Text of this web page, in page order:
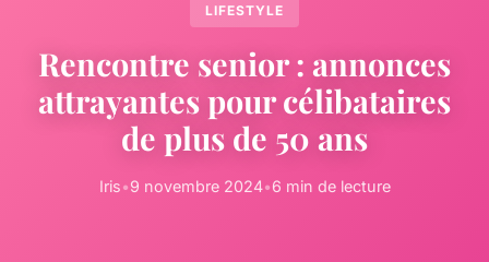
LIFESTYLE
Rencontre senior : annonces
attrayantes pour célibataires
de plus de 50 ans
Iris•9 novembre 2024•6 min de lecture